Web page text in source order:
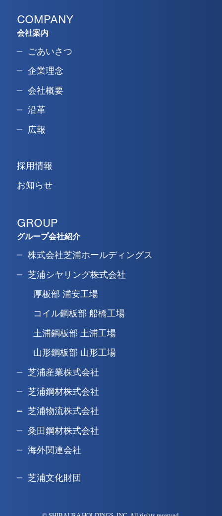
COMPANY
会社案内
ごあいさつ
企業理念
会社概要
沿革
広報
採用情報
お知らせ
GROUP
グループ会社紹介
株式会社芝浦ホールディングス
芝浦シヤリング株式会社
厚板部 浦安工場
コイル鋼板部 船橋工場
土浦鋼板部 土浦工場
山形鋼板部 山形工場
芝浦産業株式会社
芝浦鋼材株式会社
芝浦物流株式会社
粂田鋼材株式会社
海外関連会社
芝浦文化財団